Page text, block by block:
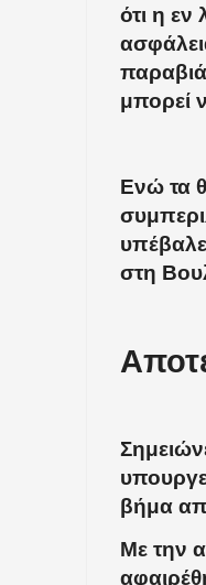
ότι η
μπορεί
Ενώ τα
στη
βήμα
Με την